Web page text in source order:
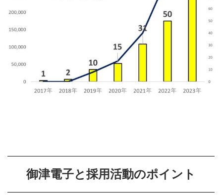
御津電子と採用活動のポイント